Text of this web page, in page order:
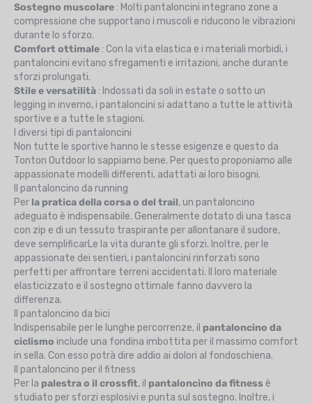
Sostegno muscolare : Molti pantaloncini integrano zone a
compressione che supportano i muscoli e riducono le vibrazioni
durante lo sforzo.
Comfort ottimale : Con la vita elastica e i materiali morbidi, i
pantaloncini evitano sfregamenti e irritazioni, anche durante
sforzi prolungati.
Stile e versatilità : Indossati da soli in estate o sotto un
legging in inverno, i pantaloncini si adattano a tutte le attività
sportive e a tutte le stagioni.
I diversi tipi di pantaloncini
Non tutte le sportive hanno le stesse esigenze e questo da
Tonton Outdoor lo sappiamo bene. Per questo proponiamo alle
appassionate modelli differenti, adattati ai loro bisogni.
Il pantaloncino da running
Per la pratica della corsa o del trail, un pantaloncino
adeguato è indispensabile. Generalmente dotato di una tasca
con zip e di un tessuto traspirante per allontanare il sudore,
deve semplificarLe la vita durante gli sforzi. Inoltre, per le
appassionate dei sentieri, i pantaloncini rinforzati sono
perfetti per affrontare terreni accidentati. Il loro materiale
elasticizzato e il sostegno ottimale fanno davvero la
differenza.
Il pantaloncino da bici
Indispensabile per le lunghe percorrenze, il pantaloncino da
ciclismo include una fondina imbottita per il massimo comfort
in sella. Con esso potrà dire addio ai dolori al fondoschiena.
Il pantaloncino per il fitness
Per la palestra o il crossfit, il pantaloncino da fitness è
studiato per sforzi esplosivi e punta sul sostegno. Inoltre, i